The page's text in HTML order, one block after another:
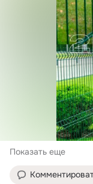
Показать еще